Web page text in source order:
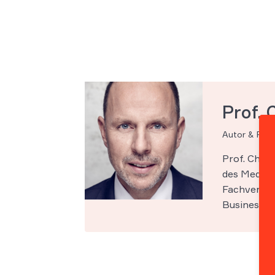
Prof.
Autor &
Prof.
des
Business